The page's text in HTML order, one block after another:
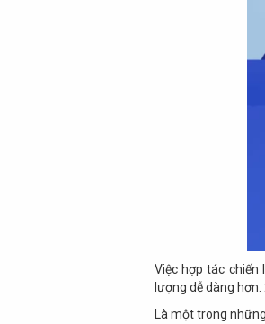
Việc hợp tác
lượng dễ dàng
Là một trong